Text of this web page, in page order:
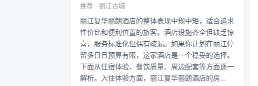
推荐 · 丽江古城
丽江复华丽朗酒店的整体表现中规中矩，适合追求
性价比和便利位置的旅客。酒店设施齐全但缺乏惊
喜，服务标准化但偶有疏漏。如果你计划在丽江停
留多日且预算有限，这家酒店是一个稳妥的选择。
下面从住宿体验、餐饮质量、周边配套等方面逐一
解析。入住体验方面，丽江复华丽朗酒店的房...